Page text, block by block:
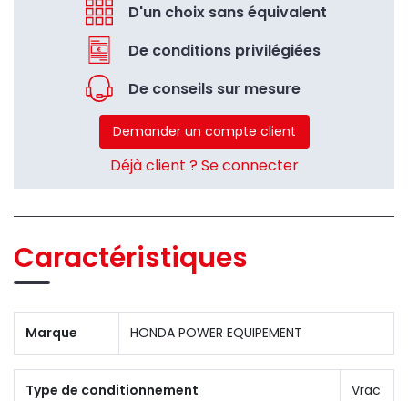
D'un choix sans équivalent
De conditions privilégiées
De conseils sur mesure
Demander un compte client
Déjà client ? Se connecter
Caractéristiques
Marque HONDA POWER EQUIPEMENT
Type de conditionnement Vrac